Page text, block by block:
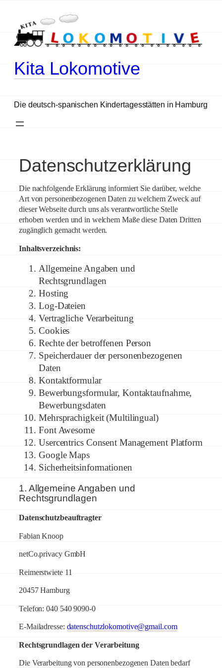
Inhalt
springen
Kita Lokomotive
Die deutsch-spanischen Kindertagesstätten in Hamburg
Datenschutzerklärung
Die nachfolgende Erklärung informiert Sie darüber, welche
Art von personenbezogenen Daten zu welchem Zweck auf
dieser Webseite durch uns als verantwortliche Stelle
erhoben werden und in welchem Maße diese Daten Dritten
zugänglich gemacht werden.
Inhaltsverzeichnis:
Allgemeine Angaben und
Rechtsgrundlagen
Hosting
Log-Dateien
Vertragliche Verarbeitung
Cookies
Rechte der betroffenen Person
Speicherdauer der personenbezogenen
Daten
Kontaktformular
Bewerbungsformular, Kontaktaufnahme,
Bewerbungsdaten
Mehrsprachigkeit (Multilingual)
Font Awesome
Usercentrics Consent Management Platform
Google Maps
Sicherheitsinformationen
1. Allgemeine Angaben und
Rechtsgrundlagen
Datenschutzbeauftragter
Fabian Knoop
netCo.privacy GmbH
Reimerstwiete 11
20457 Hamburg
Telefon: 040 540 9090-0
E-Mailadresse: datenschutzlokomotive@gmail.com
Rechtsgrundlagen der Verarbeitung
Die Verarbeitung von personenbezogenen Daten bedarf